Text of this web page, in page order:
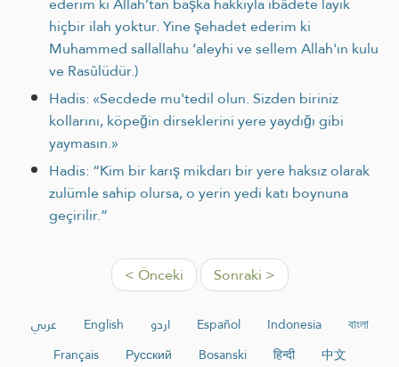
hiçbir ilah yoktur. Yine şehadet ederim ki
Muhammed sallallahu ‘aleyhi ve sellem Allah'ın kulu
ve Rasûlüdür.)
Hadis: «Secdede mu'tedil olun. Siz­den biriniz
kollarını, köpeğin dirseklerini yere yaydığı gibi
yayma­sın.»
Hadis: “Kim bir karış mikdarı bir yere haksız olarak
zulümle sahip olursa, o yerin yedi katı boynuna
geçirilir.”
< Önceki Sonraki >
عربي English اردو Español Indonesia
বাংলা
Français
Русский Bosanski हिन्दी
中文